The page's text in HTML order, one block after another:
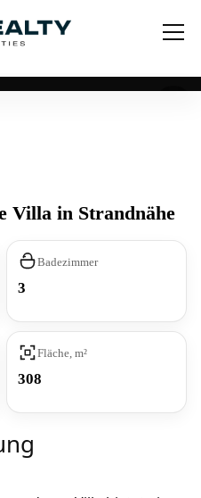
Villa in Strandnähe
Badezimmer
3
Fläche, m²
308